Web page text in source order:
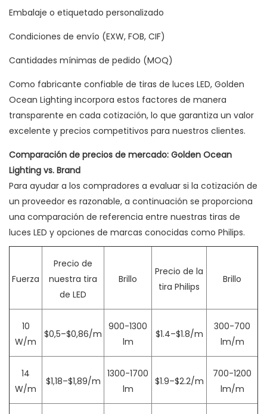
Embalaje o etiquetado personalizado
Condiciones de envío (EXW, FOB, CIF)
Cantidades mínimas de pedido (MOQ)
Como fabricante confiable de tiras de luces LED, Golden
Ocean Lighting incorpora estos factores de manera
transparente en cada cotización, lo que garantiza un valor
excelente y precios competitivos para nuestros clientes.
Comparación de precios de mercado: Golden Ocean
Lighting vs. Brand
Para ayudar a los compradores a evaluar si la cotización de
un proveedor es razonable, a continuación se proporciona
una comparación de referencia entre nuestras tiras de
luces LED y opciones de marcas conocidas como Philips.
Fuerza
Precio de
nuestra tira
de LED
Brillo
Precio de la
tira Philips
Brillo
10
W/m
$0,5–$0,86/m
900-1300
lm
$1.4–$1.8/m
300-700
lm/m
14
W/m
$1,18–$1,89/m
1300-1700
lm
$1.9–$2.2/m
700-1200
lm/m